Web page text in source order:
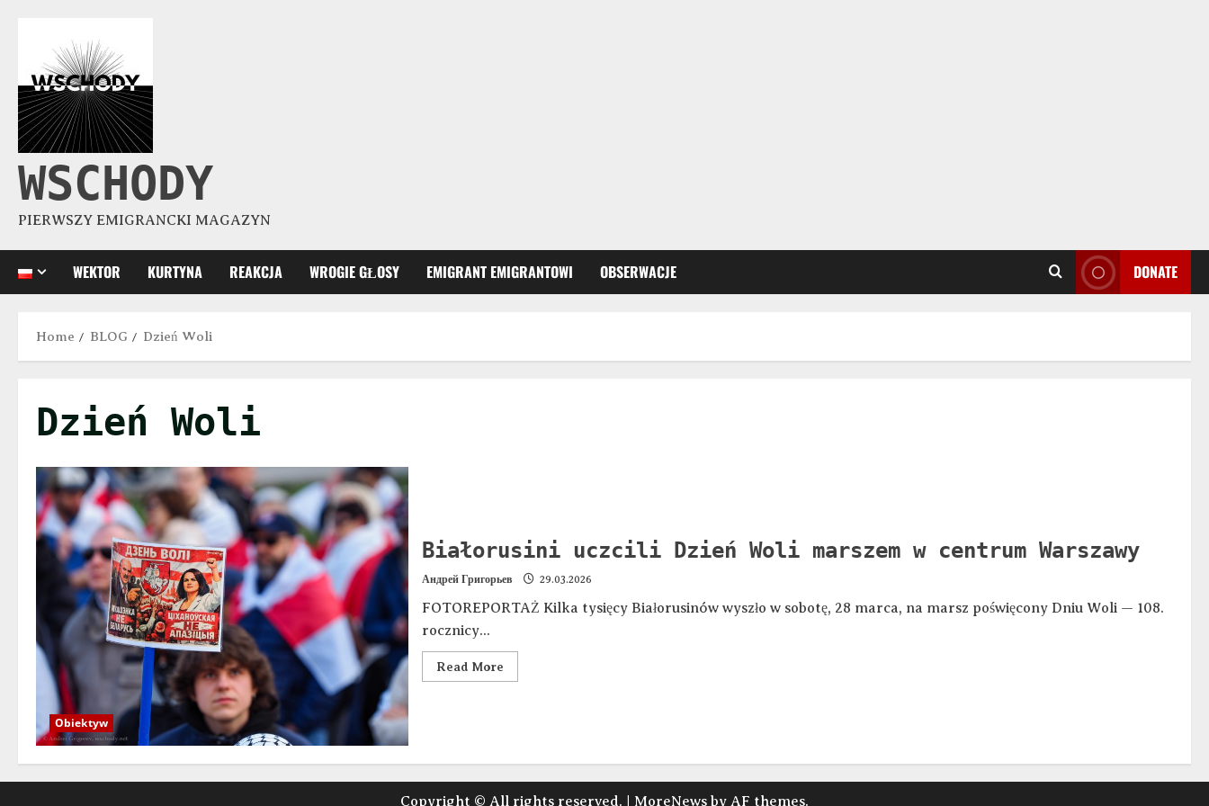
WSCHODY
PIERWSZY EMIGRANCKI MAGAZYN
WEKTOR KURTYNA REAKCJA WROGIE GŁOSY EMIGRANT EMIGRANTOWI OBSERWACJE DONATE
Home BLOG Dzień Woli
Dzień Woli
Obiektyw
Białorusini uczcili Dzień Woli marszem w centrum Warszawy
Андрей Григорьев 29.03.2026
FOTOREPORTAŻ Kilka tysięcy Białorusinów wyszło w sobotę, 28 marca, na marsz poświęcony Dniu Woli — 108.
rocznicy...
Read More
Copyright © All rights reserved. MoreNews by AF themes.